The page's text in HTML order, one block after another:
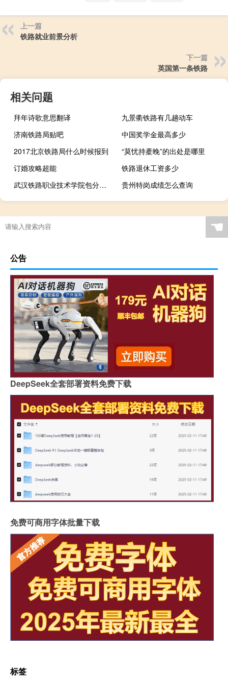
上一篇
铁路就业前景分析
下一篇
英国第一条铁路
相关问题
拜年诗歌意思翻译
九景衢铁路有几趟动车
济南铁路局贴吧
中国奖学金最高多少
2017北京铁路局什么时候报到
“莫忧持橐晚”的出处是哪里
订婚攻略超能
铁路退休工资多少
武汉铁路职业技术学院包分配吗
贵州特岗成绩怎么查询
☚
公告
DeepSeek全套部署资料免费下载
免费可商用字体批量下载
标签